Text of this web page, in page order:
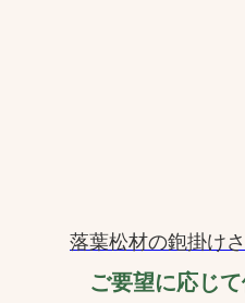
落葉松材の鉋掛け
ご要望に応じ